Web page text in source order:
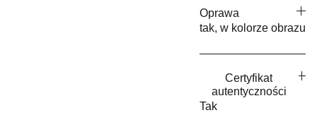
Oprawa
tak, w kolorze obrazu
Certyfikat
autentyczności
Tak